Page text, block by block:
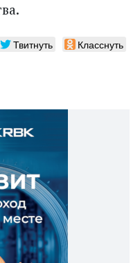
Твитнуть Класснуть